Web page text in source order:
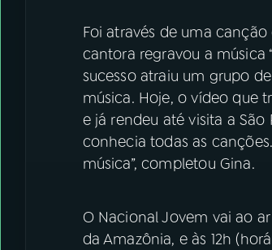
Foi através de uma
cantora regravou a música
sucesso atraiu um grupo
música. Hoje, o vídeo que
e já rendeu até visita a
conhecia todas as
música”, completou Gina.
O Nacional Jovem vai ao
da Amazônia, e às 12h